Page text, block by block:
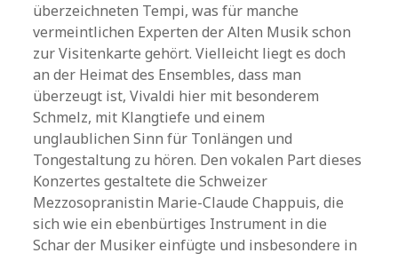
überzeichneten Tempi, was für manche
vermeintlichen Experten der Alten Musik schon
zur Visitenkarte gehört. Vielleicht liegt es doch
an der Heimat des Ensembles, dass man
überzeugt ist, Vivaldi hier mit besonderem
Schmelz, mit Klangtiefe und einem
unglaublichen Sinn für Tonlängen und
Tongestaltung zu hören. Den vokalen Part dieses
Konzertes gestaltete die Schweizer
Mezzosopranistin Marie-Claude Chappuis, die
sich wie ein ebenbürtiges Instrument in die
Schar der Musiker einfügte und insbesondere in